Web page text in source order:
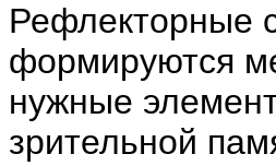
Рефлекторные
формируются
нужные
зрительной